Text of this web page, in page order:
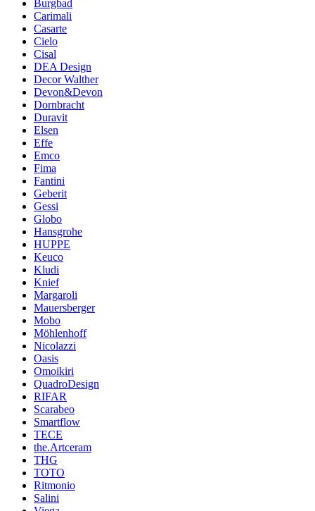
Burgbad
Carimali
Casarte
Cielo
Cisal
DEA Design
Decor Walther
Devon&Devon
Dornbracht
Duravit
Elsen
Effe
Emco
Fima
Fantini
Geberit
Gessi
Globo
Hansgrohe
HUPPE
Keuco
Kludi
Knief
Margaroli
Mauersberger
Mobo
Möhlenhoff
Nicolazzi
Oasis
Omoikiri
QuadroDesign
RIFAR
Scarabeo
Smartflow
TECE
the.Artceram
THG
TOTO
Ritmonio
Salini